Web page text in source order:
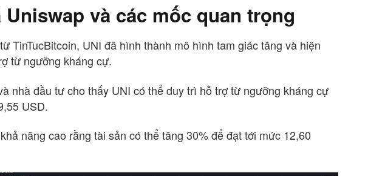
và các mốc quan trọng
TinTucBitcoin, UNI đã hình thành mô hình tam giác tăng và hiện
từ ngưỡng kháng cự.
nhà đầu tư cho thấy UNI có thể duy trì hỗ trợ từ ngưỡng kháng cự
USD.
năng cao rằng tài sản có thể tăng 30% để đạt tới mức 12,60